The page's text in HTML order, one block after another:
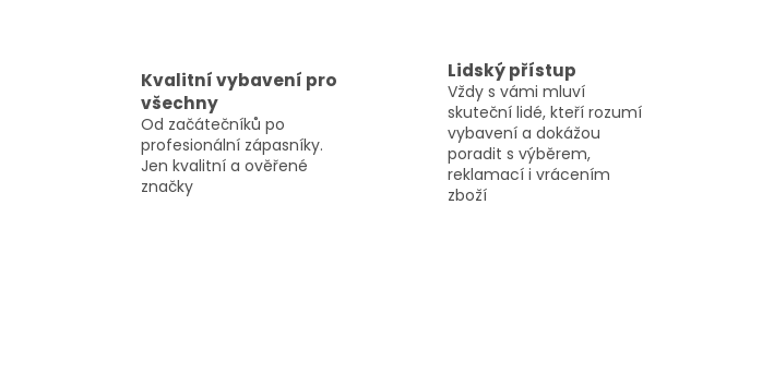
Kvalitní vybavení pro
všechny
Od začátečníků po
profesionální zápasníky.
Jen kvalitní a ověřené
značky
Lidský přístup
Vždy s vámi mluví
skuteční lidé, kteří rozumí
vybavení a dokážou
poradit s výběrem,
reklamací i vrácením
zboží